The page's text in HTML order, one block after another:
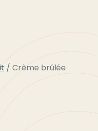
Crème brûlée